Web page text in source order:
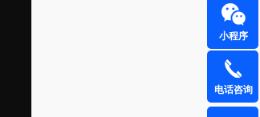
小程序
电话咨询